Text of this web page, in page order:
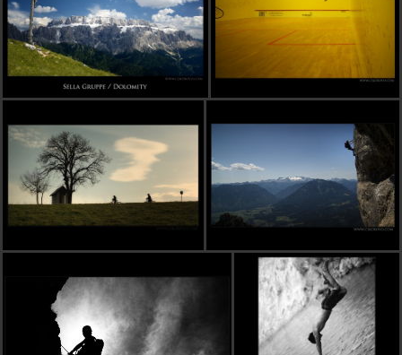
:)
Jarki217pred 16 rokmi
zaujímavé foto..
B brancopred 16 rokmi
:-), super, paci 5*
cigansky pred 16 rokmi
neni koza ako koza :)
Barabea pred 16 rokmi
Kozenka zlatá,nezlíž ten rámeček ...